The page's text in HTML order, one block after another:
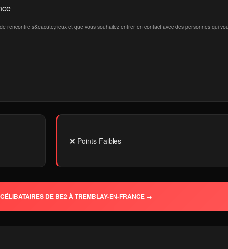
rencontre s&eacute;rieux et que vous souhaitez entrer en contact avec des personnes qui
❌ Points Faibles
DE BE2 À TREMBLAY-EN-FRANCE →